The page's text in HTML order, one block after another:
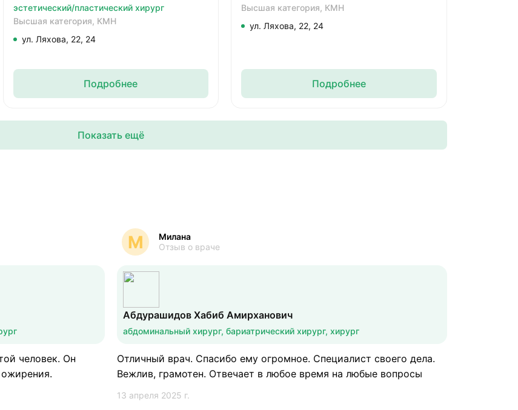
эстетический/пластический хирург
Высшая категория, КМН
ул. Ляхова, 22, 24
Подробнее
Высшая категория, КМН
ул. Ляхова, 22, 24
Подробнее
Показать ещё
человек. Он
М
Милана
Отзыв о враче
Абдурашидов Хабиб Амирханович
абдоминальный хирург, бариатрический хирург, хирург
Отличный врач. Спасибо ему огромное. Специалист своего дела.
Вежлив, грамотен. Отвечает в любое время на любые вопросы
13 апреля 2025 г.